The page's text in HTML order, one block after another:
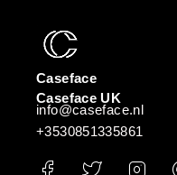
Caseface
Caseface UK
info@caseface.nl
+3530851335861